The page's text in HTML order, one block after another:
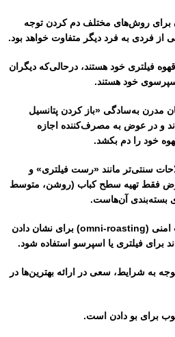
برای روش‌های مختلف دم کردن توجه
فردی به فرد دیگر متفاوت خواهد بود.
فیلتری خود هستند، درحالی‌که دیگران
خود هستند.
مدرن به‌سادگی «باز كردن پتانسیل
و در عوض به مصرف‌کننده اجازه
خود را دم بكشد.
سنتی‌تر مانند «رست فیلتری» و
فقط تهیه سطح کباب (روشن، متوسط
بسته‌بندی آن‌هاست.
بسیاری از مردم از عبارت رُست امنی (omni-roasting) برای نشان دادن
برای فیلتری یا اسپرسو استفاده شود.
به شرایط، سعی در ارائه بهترین‌ها در
برای بو دادن است.